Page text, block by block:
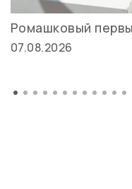
Ромашковый
07.08.2026